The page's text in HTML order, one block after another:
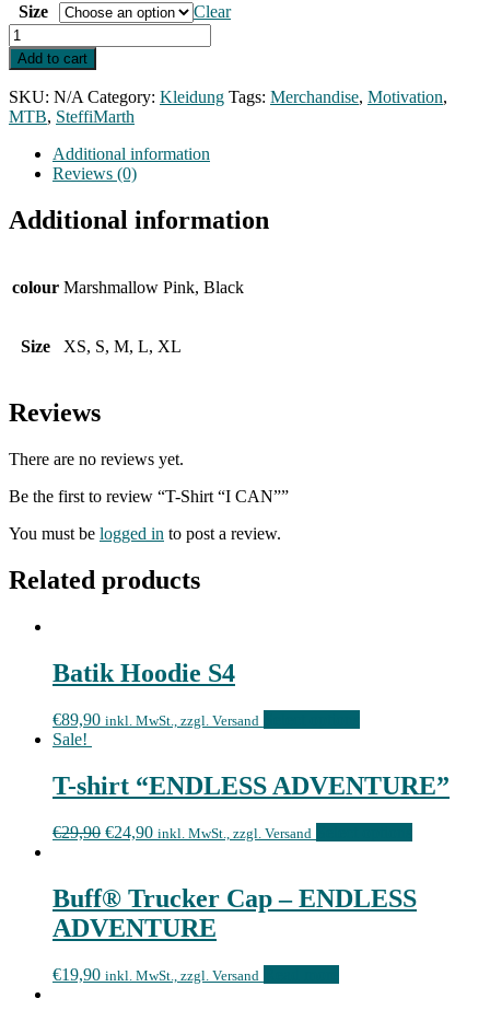
Size
Clear
T-
Shirt
"I
CAN"
quantity
Add to cart
SKU: N/A Category: Kleidung Tags: Merchandise, Motivation,
MTB, SteffiMarth
Additional information
Reviews (0)
Additional information
colour Marshmallow Pink, Black
Size XS, S, M, L, XL
Reviews
There are no reviews yet.
Be the first to review “T-Shirt “I CAN””
You must be logged in to post a review.
Related products
Batik Hoodie S4
€89,90 inkl. MwSt., zzgl. Versand
Sale!
T-shirt “ENDLESS ADVENTURE”
€29,90 €24,90 inkl. MwSt., zzgl. Versand
Buff® Trucker Cap – ENDLESS
ADVENTURE
€19,90 inkl. MwSt., zzgl. Versand